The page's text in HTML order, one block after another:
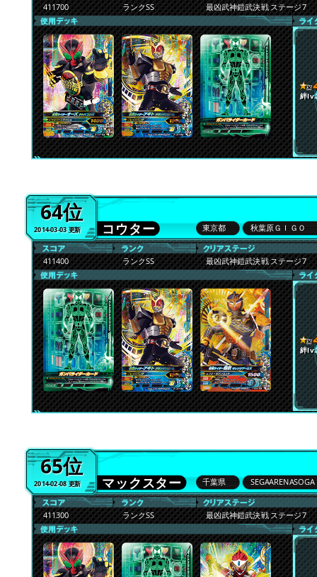
411700 ランクSS 最凶武神鎧武決戦 ステージ7
絆
64位
2014-03-03 更新 コウター 東京都 秋葉原ＧＩＧＯ
411400 ランクSS 最凶武神鎧武決戦 ステージ7
絆
65位
2014-02-08 更新 マックスター 千葉県 SEGAARENASOGA
411300 ランクSS 最凶武神鎧武決戦 ステージ7